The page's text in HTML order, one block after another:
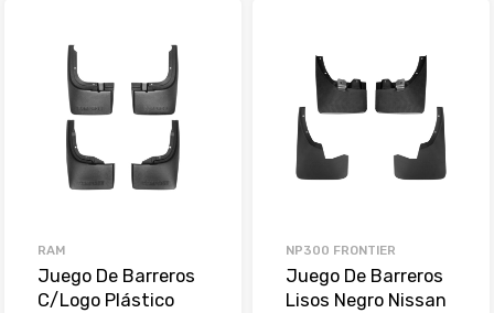
RAM
Juego De Barreros
C/Logo Plástico
NP300 FRONTIER
Juego De Barreros
Lisos Negro Nissan